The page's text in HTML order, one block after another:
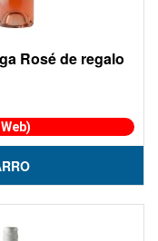
Rosé de regalo